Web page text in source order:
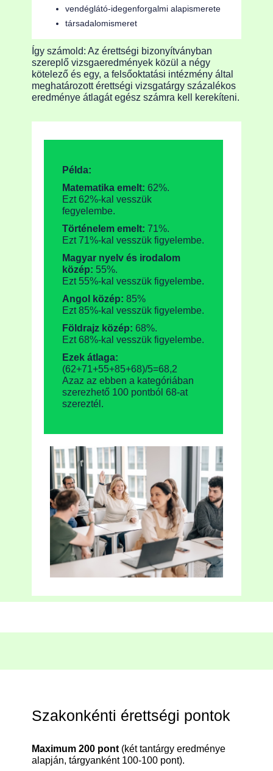
vendéglátó-idegenforgalmi alapismerete
társadalomismeret
Így számold: Az érettségi bizonyítványban
szereplő vizsgaeredmények közül a négy
kötelező és egy, a felsőoktatási intézmény által
meghatározott érettségi vizsgatárgy százalékos
eredménye átlagát egész számra kell kerekíteni.
Példa:
Matematika emelt: 62%.
Ezt 62%-kal vesszük
fegyelembe.
Történelem emelt: 71%.
Ezt 71%-kal vesszük figyelembe.
Magyar nyelv és irodalom
közép: 55%.
Ezt 55%-kal vesszük figyelembe.
Angol közép: 85%
Ezt 85%-kal vesszük figyelembe.
Földrajz közép: 68%.
Ezt 68%-kal vesszük figyelembe.
Ezek átlaga:
(62+71+55+85+68)/5=68,2
Azaz az ebben a kategóriában
szerezhető 100 pontból 68-at
szereztél.
Szakonkénti érettségi pontok
Maximum 200 pont (két tantárgy eredménye
alapján, tárgyanként 100-100 pont).